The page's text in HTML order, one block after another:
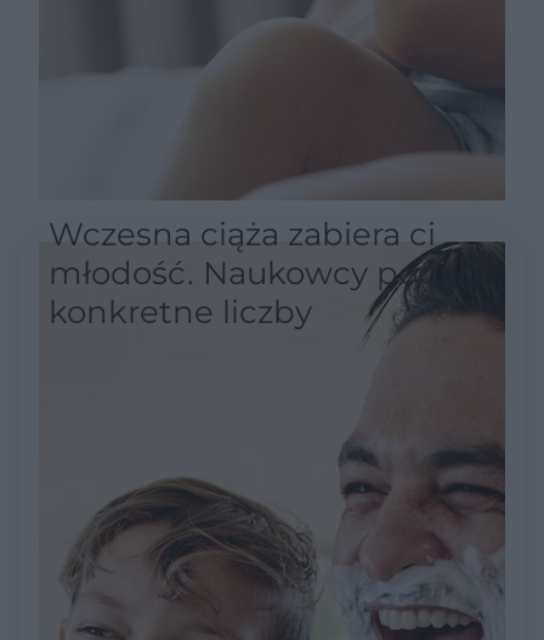
Wczesna ciąża zabiera ci
młodość. Naukowcy podali
konkretne liczby